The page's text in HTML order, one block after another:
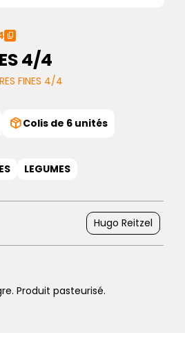
4/4
FINES 4/4
Colis de 6 unités
LEGUMES
Hugo Reitzel
Produit pasteurisé.